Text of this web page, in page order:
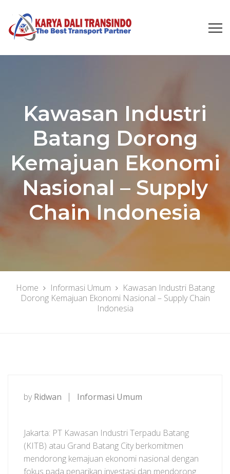
Kawasan Industri
Batang Dorong
Kemajuan Ekonomi
Nasional – Supply
Chain Indonesia
Home Informasi Umum
Kawasan Industri Batang
Dorong Kemajuan Ekonomi Nasional – Supply Chain
Indonesia
by Ridwan Informasi Umum
Jakarta: PT Kawasan Industri Terpadu Batang
(KITB) atau Grand Batang City berkomitmen
mendorong kemajuan ekonomi nasional dengan
fokus pada penarikan investasi dan mendorong